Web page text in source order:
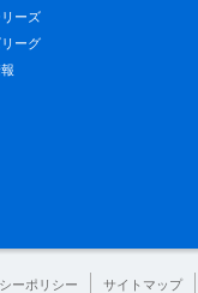
ーズ
ーグ
ーポリシー サイトマップ